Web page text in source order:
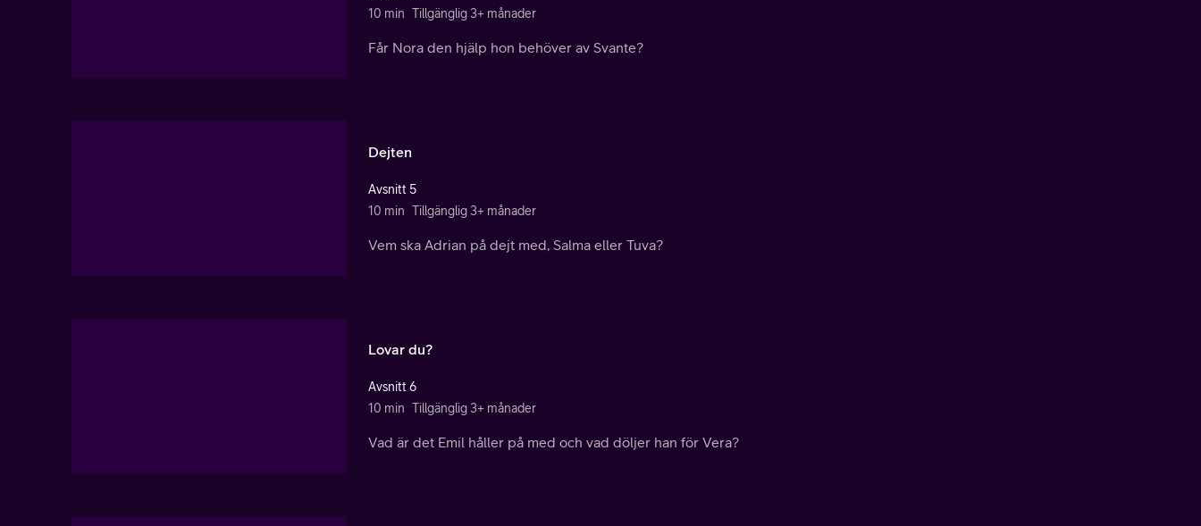
10 min Tillgänglig 3+ månader
Får Nora den hjälp hon behöver av Svante?
Dejten
Avsnitt 5
10 min Tillgänglig 3+ månader
Vem ska Adrian på dejt med, Salma eller Tuva?
Lovar du?
Avsnitt 6
10 min Tillgänglig 3+ månader
Vad är det Emil håller på med och vad döljer han för Vera?